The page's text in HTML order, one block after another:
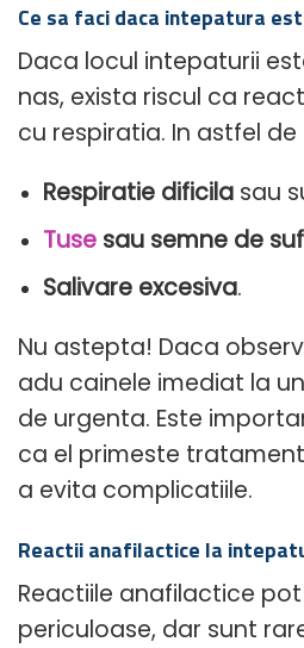
Ce sa faci daca intepatura
Daca locul intepaturii
nas, exista riscul ca
cu respiratia. In astfel
Respiratie dificilasau
Tusesau semne de
Salivare excesiva.
Nu astepta! Daca
adu cainele imediat la
de urgenta. Este
ca el primeste
a evita complicatiile.
Reactii anafilactice la
Reactiile anafilactice
periculoase, dar sunt